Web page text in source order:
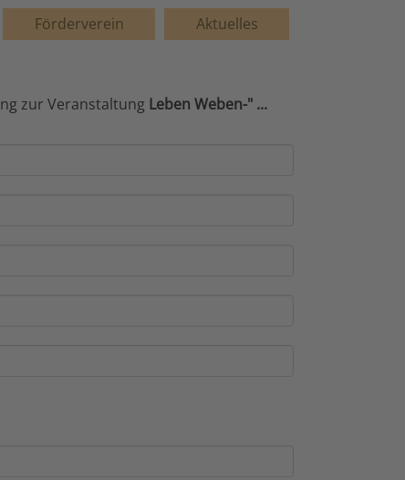
Förderverein Aktuelles
zur Veranstaltung Leben Weben-" ...